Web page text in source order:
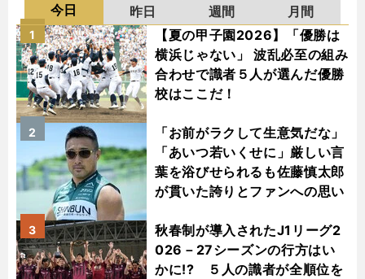
今日 昨日 週間
月間
【夏の甲子園2026】「優勝は
横浜じゃない」 波乱必至の組み
合わせで識者５人が選んだ優勝
校はここだ！
1
「お前がラクして生意気だな」
「あいつ若いくせに」厳しい言
葉を浴びせられるも佐藤慎太郎
が貫いた誇りとファンへの思い
2
秋春制が導入されたJ1リーグ2
026－27シーズンの行方はい
かに!? ５人の識者が全順位を
3